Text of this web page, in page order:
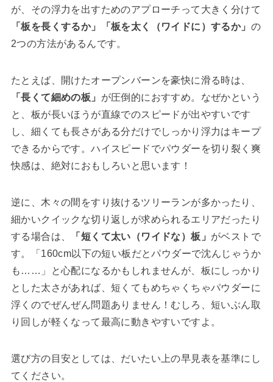
が、その浮力を出すためのアプローチって大きく分けて
「板を長くするか」「板を太く（ワイドに）するか」 の
2つの方法があるんです。
たとえば、開けたオープンバーンを豪快に滑る時は、
「長くて細めの板」 が圧倒的におすすめ。なぜかという
と、板が長いほうが直線でのスピードが出やすいです
し、細くても長さがある分だけでしっかり浮力はキープ
できるからです。ハイスピードでパウダーを切り裂く爽
快感は、絶対におもしろいと思います！
逆に、木々の間をすり抜けるツリーランが多かったり、
細かいクイックな切り返しが求められるエリアだったり
する場合は、
「短くて太い（ワイドな）板」 がベストで
す。「160cm以下の短い板だとパウダーで沈んじゃうか
も……」と心配になるかもしれませんが、板にしっかり
とした太さがあれば、短くてもめちゃくちゃパウダーに
浮くのでぜんぜん問題ありません！むしろ、短いぶん取
り回しが軽くなって最高に動きやすいですよ。
選び方の目安としては、だいたい上の早見表を基準にし
てください。